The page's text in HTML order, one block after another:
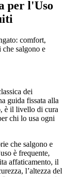
per l'Uso
comfort,
salgono e
dei
guida fissata alla
è il livello di cura
chi lo usa ogni
che salgono e
è frequente,
affaticamento, il
l’altezza del